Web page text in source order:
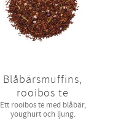
Blåbärsmuffins,
rooibos te
Ett rooibos te med blåbär,
youghurt och ljung.